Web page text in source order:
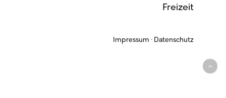
Freizeit
Impressum · Datenschutz